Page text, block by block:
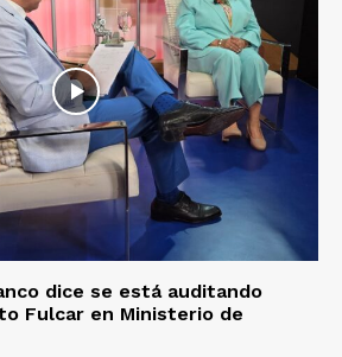
dice se está auditando
Fulcar en Ministerio de